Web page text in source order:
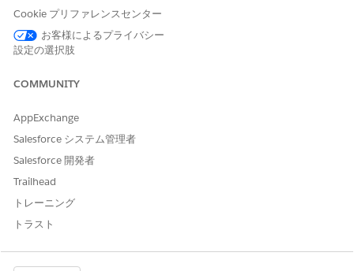
Cookie プリファレンスセンター
お客様によるプライバシー
設定の選択肢
COMMUNITY
AppExchange
Salesforce システム管理者
Salesforce 開発者
Trailhead
トレーニング
トラスト